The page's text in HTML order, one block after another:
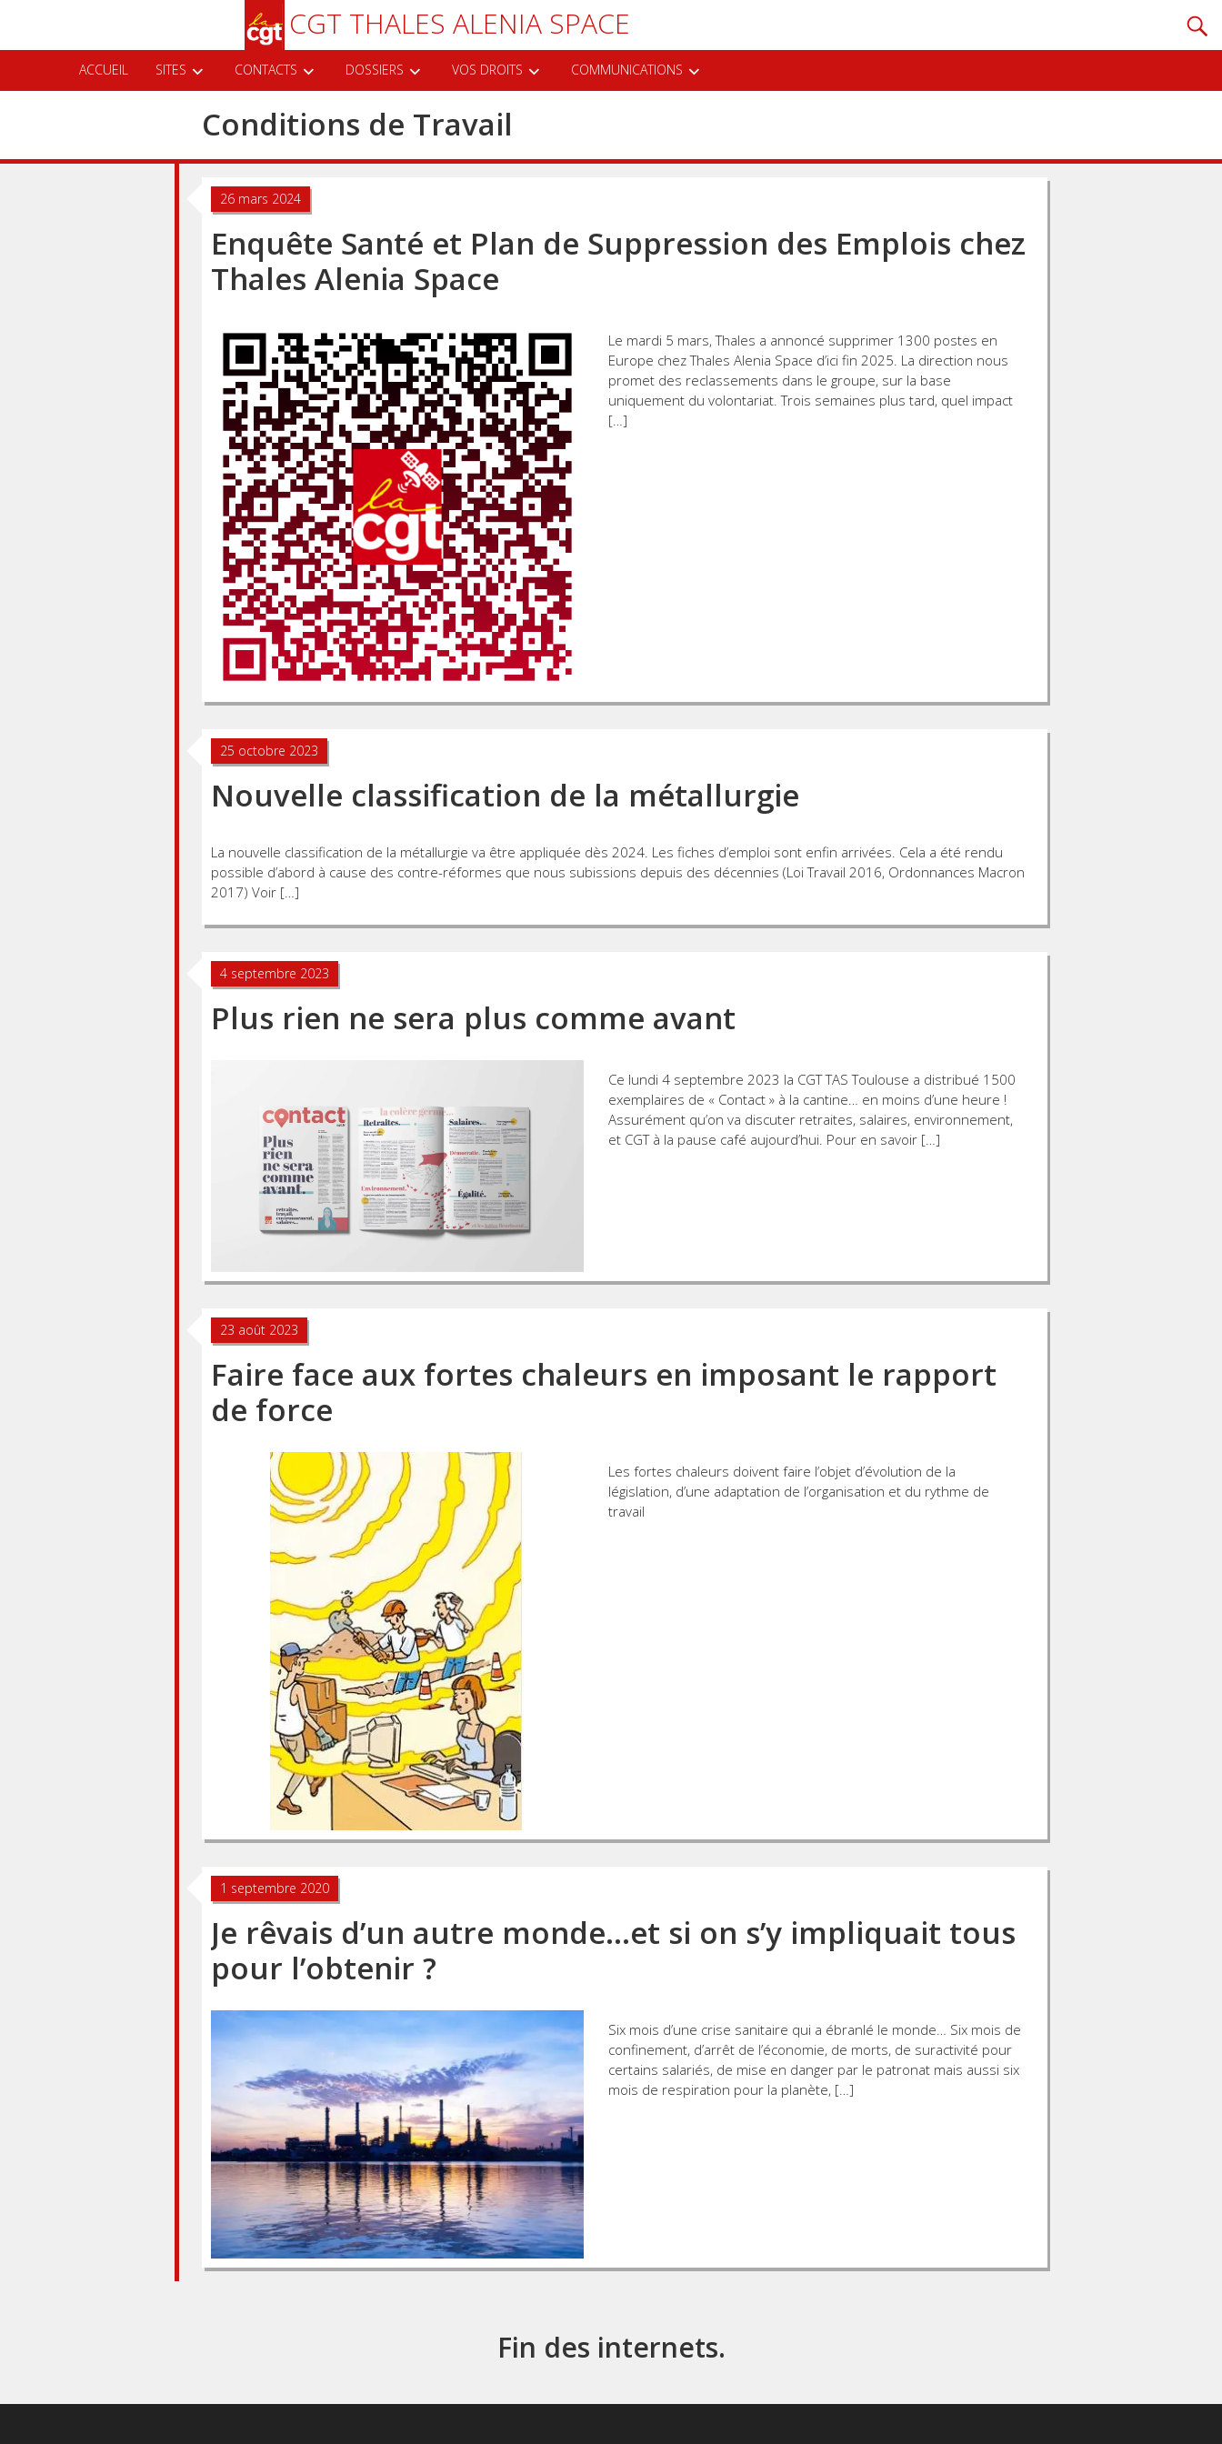
contenu
CGT THALES ALENIA SPACE
ACCUEIL SITES CONTACTS DOSSIERS VOS DROITS COMMUNICATIONS
Conditions de Travail
26 mars 2024
Enquête Santé et Plan de Suppression des Emplois chez
Thales Alenia Space
Le mardi 5 mars, Thales a annoncé supprimer 1300 postes en
Europe chez Thales Alenia Space d’ici fin 2025. La direction nous
promet des reclassements dans le groupe, sur la base
uniquement du volontariat. Trois semaines plus tard, quel impact
[…]
25 octobre 2023
Nouvelle classification de la métallurgie
La nouvelle classification de la métallurgie va être appliquée dès 2024. Les fiches d’emploi sont enfin arrivées. Cela a été rendu
possible d’abord à cause des contre-réformes que nous subissions depuis des décennies (Loi Travail 2016, Ordonnances Macron
2017) Voir […]
4 septembre 2023
Plus rien ne sera plus comme avant
Ce lundi 4 septembre 2023 la CGT TAS Toulouse a distribué 1500
exemplaires de « Contact » à la cantine… en moins d’une heure !
Assurément qu’on va discuter retraites, salaires, environnement,
et CGT à la pause café aujourd’hui. Pour en savoir […]
23 août 2023
Faire face aux fortes chaleurs en imposant le rapport
de force
Les fortes chaleurs doivent faire l’objet d’évolution de la
législation, d’une adaptation de l’organisation et du rythme de
travail
1 septembre 2020
Je rêvais d’un autre monde…et si on s’y impliquait tous
pour l’obtenir ?
Six mois d’une crise sanitaire qui a ébranlé le monde… Six mois de
confinement, d’arrêt de l’économie, de morts, de suractivité pour
certains salariés, de mise en danger par le patronat mais aussi six
mois de respiration pour la planète, […]
Fin des internets.